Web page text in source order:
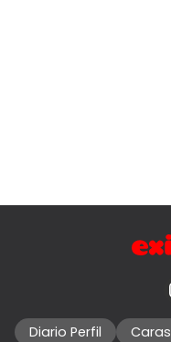
Diario Perfil Caras